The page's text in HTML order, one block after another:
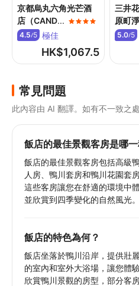
京都烏丸六角光芒酒
店（CAND...
4.5/5 極佳
HK$1,067.5
三井
原町
5.0/5
常見問題
此內容由 AI 翻譯。如有不一致之
飯店的最佳景觀客房是哪一
飯店的最佳景觀客房包括高級
人房、鴨川套房和鴨川花園套
這些客房讓您在舒適的環境中
並欣賞到四季變化的自然風光。
飯店的特色為何？
飯店坐落於鴨川沿岸，提供壯
的室內和室外大浴場，讓您體
欣賞鴨川景觀的房型，部分客